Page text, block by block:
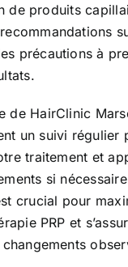
de produits
précautions à
de HairClinic
un suivi régulier
traitement et
si
crucial pour
PRP et